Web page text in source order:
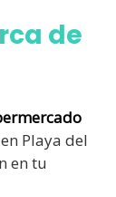
de
Playa del
en tu